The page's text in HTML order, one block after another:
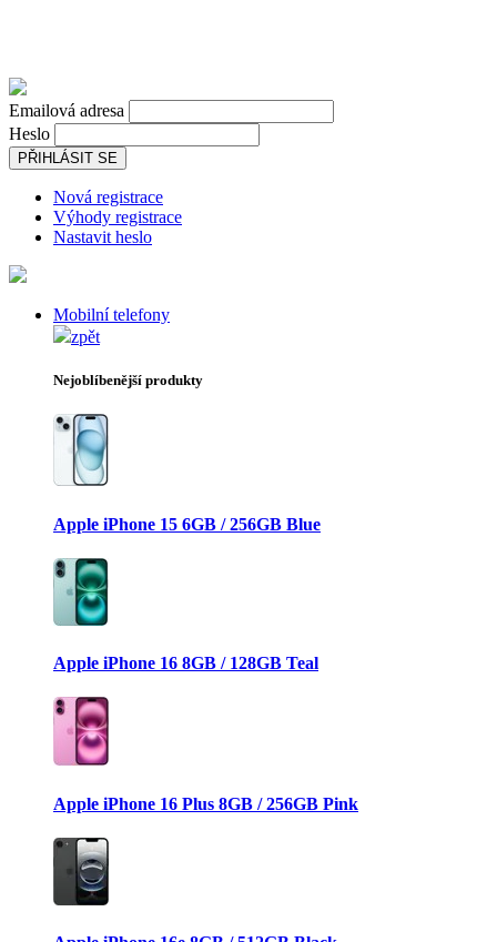
Emailová adresa
Heslo
PŘIHLÁSIT SE
Nová registrace
Výhody registrace
Nastavit heslo
Mobilní telefony
zpět
Nejoblíbenější produkty
Apple iPhone 15 6GB / 256GB Blue
Apple iPhone 16 8GB / 128GB Teal
Apple iPhone 16 Plus 8GB / 256GB Pink